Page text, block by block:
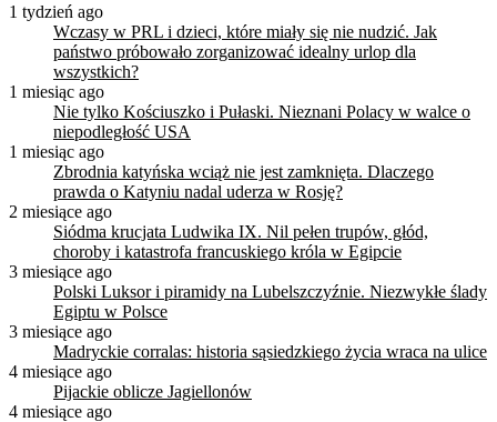
1 tydzień ago
Wczasy w PRL i dzieci, które miały się nie nudzić. Jak
państwo próbowało zorganizować idealny urlop dla
wszystkich?
1 miesiąc ago
Nie tylko Kościuszko i Pułaski. Nieznani Polacy w walce o
niepodległość USA
1 miesiąc ago
Zbrodnia katyńska wciąż nie jest zamknięta. Dlaczego
prawda o Katyniu nadal uderza w Rosję?
2 miesiące ago
Siódma krucjata Ludwika IX. Nil pełen trupów, głód,
choroby i katastrofa francuskiego króla w Egipcie
3 miesiące ago
Polski Luksor i piramidy na Lubelszczyźnie. Niezwykłe ślady
Egiptu w Polsce
3 miesiące ago
Madryckie corralas: historia sąsiedzkiego życia wraca na ulice
4 miesiące ago
Pijackie oblicze Jagiellonów
4 miesiące ago